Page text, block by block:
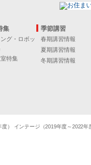
集
グ・ロボッ
特集
季節講習
春期講習情報
夏期講習情報
冬期講習情報
インテージ（2019年度～2022年